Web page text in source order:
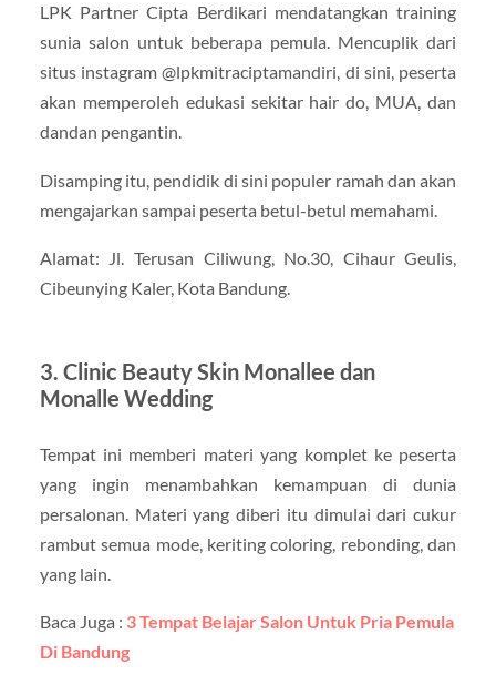
LPK Partner Cipta Berdikari mendatangkan training
sunia salon untuk beberapa pemula. Mencuplik dari
situs instagram @lpkmitraciptamandiri, di sini, peserta
akan memperoleh edukasi sekitar hair do, MUA, dan
dandan pengantin.
Disamping itu, pendidik di sini populer ramah dan akan
mengajarkan sampai peserta betul-betul memahami.
Alamat: Jl. Terusan Ciliwung, No.30, Cihaur Geulis,
Cibeunying Kaler, Kota Bandung.
3. Clinic Beauty Skin Monallee dan
Monalle Wedding
Tempat ini memberi materi yang komplet ke peserta
yang ingin menambahkan kemampuan di dunia
persalonan. Materi yang diberi itu dimulai dari cukur
rambut semua mode, keriting coloring, rebonding, dan
yang lain.
Baca Juga : 3 Tempat Belajar Salon Untuk Pria Pemula
Di Bandung